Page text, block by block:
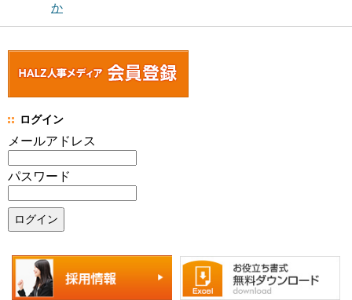
か
ログイン
メールアドレス
パスワード